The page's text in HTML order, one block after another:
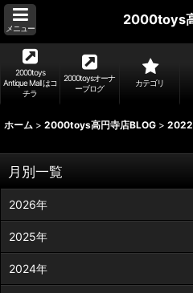
メニュー
2000toys
2000toys
Antique Mall はコ
チラ
2000toysオーナ
ーブログ
カテゴリ
ホーム > 2000toys高円寺店BLOG > 2022
月別一覧
2026年
2025年
2024年